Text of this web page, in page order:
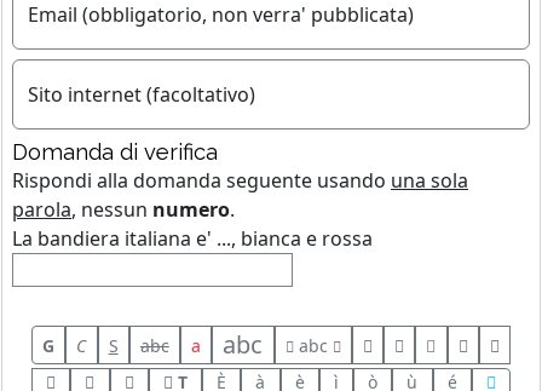
Email (obbligatorio, non verra' pubblicata)
Sito internet (facoltativo)
Domanda di verifica
Rispondi alla domanda seguente usando una sola
parola, nessun numero.
La bandiera italiana e' ..., bianca e rossa
G C S abc a abc
abc
T
È à è ì ò ù é